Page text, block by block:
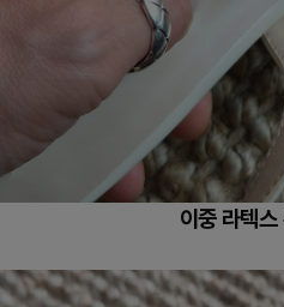
이중 라텍